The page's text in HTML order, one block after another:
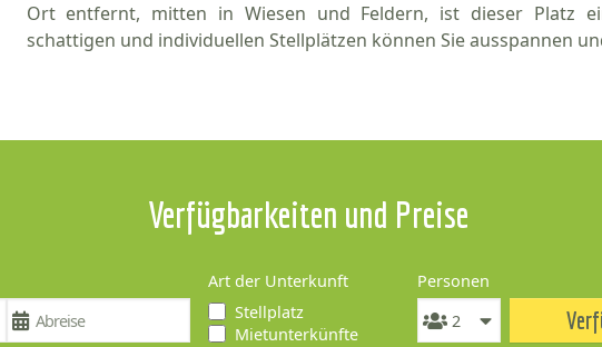
Ort entfernt, mitten in Wiesen und Feldern, ist dieser Platz
schattigen und individuellen Stellplätzen können Sie ausspannen
Verfügbarkeiten und Preise
Art der Unterkunft
Stellplatz
Mietunterkünfte
Personen